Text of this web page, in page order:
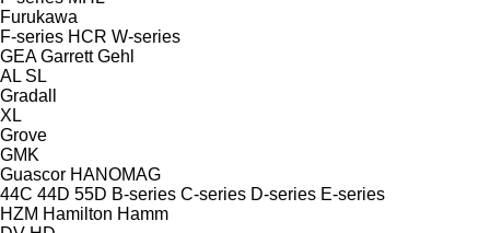
Furukawa
F-series HCR W-series
GEA Garrett Gehl
AL SL
Gradall
XL
Grove
GMK
Guascor HANOMAG
44C 44D 55D B-series C-series D-series E-series
HZM Hamilton Hamm